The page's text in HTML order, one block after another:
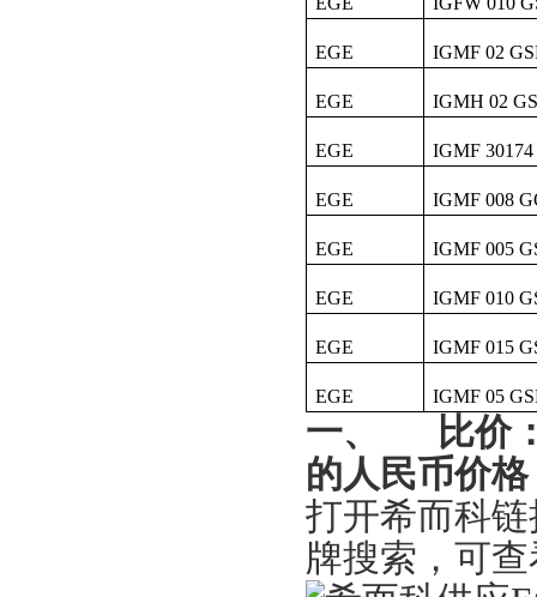
EGE IGMF 02
EGE IGMH 02
EGE IGMF 30174
EGE IGMF 008
EGE IGMF 005
EGE IGMF 010
EGE IGMF 015
EGE IGMF 05
一、
比价
的人民币价
打开希而科
牌搜索，可